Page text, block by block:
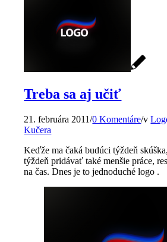
Treba sa aj učiť
21. februára 2011/0 Komentáre/v
Kučera
Keďže ma čaká budúci týždeň
týždeň pridávať také menšie práce,
na čas. Dnes je to jednoduché logo .